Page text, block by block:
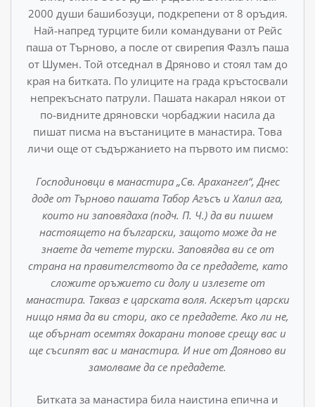
2000 ду­ши башибозуци, подкрепени от 8 оръдия.
Най-напред турци­те били командувани от Рейс
паша от Търново, а после от свирепия Фазлъ паша
от Шумен. Той отседнал в Дряново и стоял там до
края на битката. По улиците на града кръстос­вали
непрекъснато патрули. Пашата накарал някои от
по-видните дряновски чорбаджии насила да
пишат писма на въстаниците в манастира. Това
личи още от съдържанието на първото им писмо:
Господиновци в манастира „Св. Арахангел“, Днес
доде от Търново пашата Табор Агъсъ и Халил ага,
които ни заповядаха (подч. П. Ч.) да ви пишем
настоящето на български, защото може да не
знаете да четете турски. Заповядва ви се от
страна на правителството да се предаде­те, като
сложите оръжието си долу и излезете от
манастира. Такваз е царската воля. Аскерът царски
нищо няма да ви стори, ако се предадете. Ако ли не,
ще обърнат осемтях до­карани топове срещу вас и
ще съсипят вас и манастира. И ние от Дояново ви
замолваме да се предадете.
Битката за манастира била наистина епична и